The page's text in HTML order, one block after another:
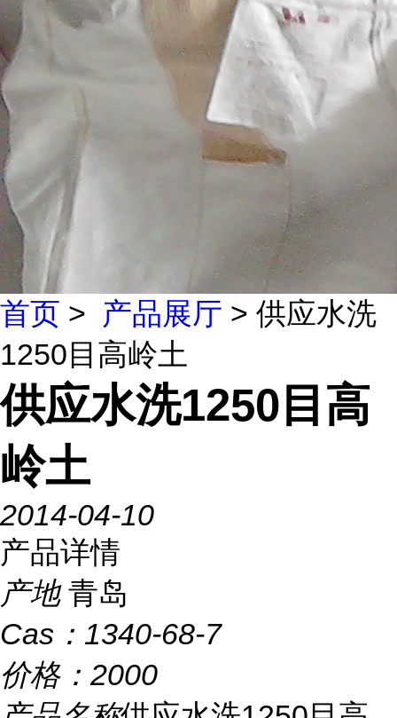
首页 > 产品展厅 > 供应水洗
1250目高岭土
供应水洗1250目高
岭土
2014-04-10
产品详情
产地 青岛
Cas： 1340-68-7
价格： 2000